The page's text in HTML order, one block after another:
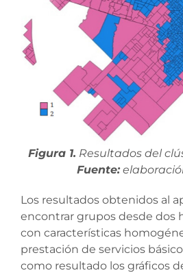
Figura 1. Resultados del
Fuente:
Los resultados obtenidos al
encontrar grupos desde dos
con características
prestación de servicios
como resultado los gráficos